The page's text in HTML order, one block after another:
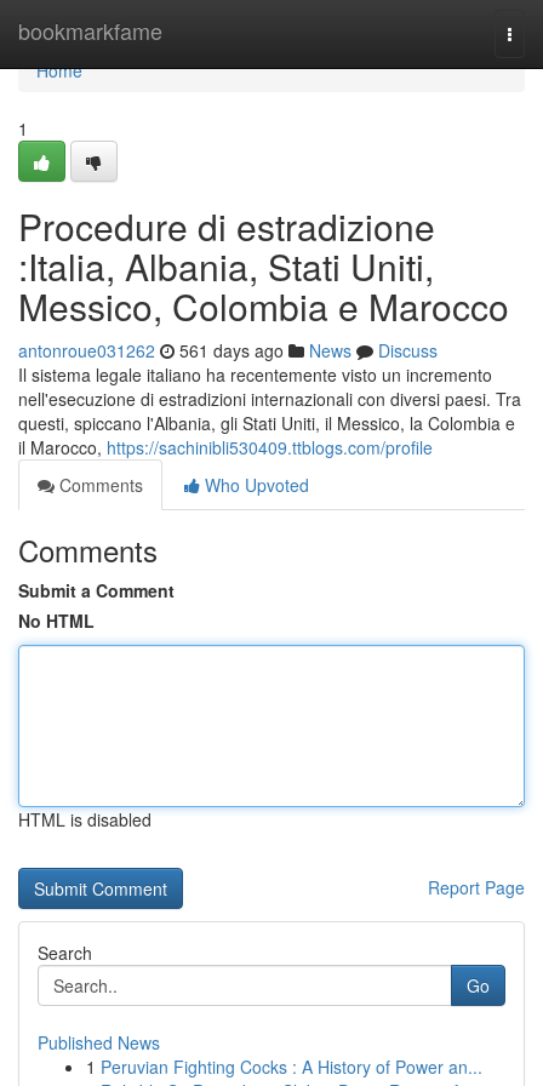
bookmarkfame
Home
Home
1
Procedure di estradizione
:Italia, Albania, Stati Uniti,
Messico, Colombia e Marocco
antonroue031262 561 days ago News
Discuss
Il sistema legale italiano ha recentemente visto un incremento
nell'esecuzione di estradizioni internazionali con diversi paesi. Tra
questi, spiccano l'Albania, gli Stati Uniti, il Messico, la Colombia e
il Marocco, https://sachinibli530409.ttblogs.com/profile
Comments
Who Upvoted
Comments
Submit a Comment
No HTML
HTML is disabled
Report Page
Search
Go
Published News
1 Peruvian Fighting Cocks : A History of Power an...